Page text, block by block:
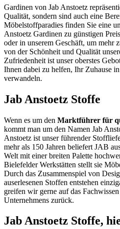
Gardinen von Jab Anstoetz
Qualität, sondern sind auch eine
Möbelstoffparadies finden Sie eine
Anstoetz Gardinen zu günstigen
oder in unserem Geschäft, um mehr
von der Schönheit und Qualität
Zufriedenheit ist unser oberstes
Ihnen dabei zu helfen, Ihr Zuhause
verwandeln.
Jab Anstoetz Stoffe
Wenn es um den Marktführer für
kommt man um den Namen Jab
Anstoetz ist unser führender
mehr als 150 Jahren beliefert JAB
Welt mit einer breiten Palette
Bielefelder Werkstätten stellt sie
Durch das Zusammenspiel von
auserlesenen Stoffen entstehen
greifen wir gerne auf das
Unternehmens zurück.
Jab Anstoetz Stoffe,